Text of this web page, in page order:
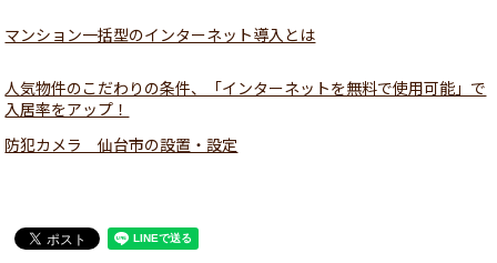
マンション一括型のインターネット導入とは
人気物件のこだわりの条件、「インターネットを無料で使用可能」で
入居率をアップ！
防犯カメラ 仙台市の設置・設定